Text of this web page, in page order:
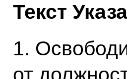
Текст
1.
от